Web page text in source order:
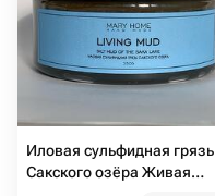
Иловая сульфидная грязь
Сакского озёра Живая